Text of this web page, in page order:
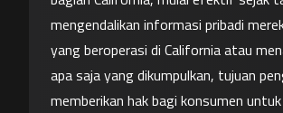
mengendalikan informasi pribadi
yang beroperasi di California atau
apa saja yang dikumpulkan, tujuan
memberikan hak bagi konsumen